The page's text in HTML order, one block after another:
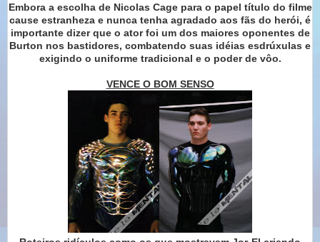
Embora a escolha de Nicolas Cage para o papel título do filme
cause estranheza e nunca tenha agradado aos fãs do herói, é
importante dizer que o ator foi um dos maiores oponentes de
Burton nos bastidores, combatendo suas idéias esdrúxulas e
exigindo o uniforme tradicional e o poder de vôo.
VENCE O BOM SENSO